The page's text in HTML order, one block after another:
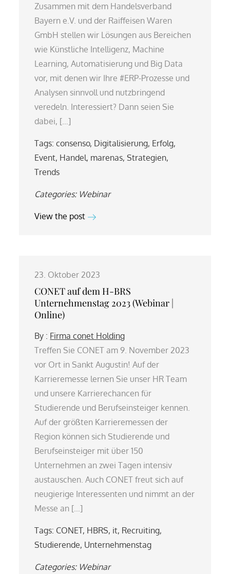
Zusammen mit dem Handelsverband
Bayern e.V. und der Raiffeisen Waren
GmbH stellen wir Lösungen aus Bereichen
wie Künstliche Intelligenz, Machine
Learning, Automatisierung und Big Data
vor, mit denen wir Ihre #ERP-Prozesse und
Analysen sinnvoll und nutzbringend
veredeln. Interessiert? Dann seien Sie
dabei, […]
Tags:consenso, Digitalisierung, Erfolg,
Event, Handel, marenas,Strategien,
Trends
Categories: Webinar
View the post
23. Oktober 2023
CONET auf dem H-BRS
Unternehmenstag 2023 (Webinar |
Online)
By : Firma conet Holding
Treffen Sie CONET am 9. November 2023
vor Ort in Sankt Augustin! Auf der
Karrieremesse lernen Sie unser HR Team
und unsere Karrierechancen für
Studierende und Berufseinsteiger kennen.
Auf der größten Karrieremessen der
Region können sich Studierende und
Berufseinsteiger mit über 150
Unternehmen an zwei Tagen intensiv
austauschen. Auch CONET freut sich auf
neugierige Interessenten und nimmt an der
Messe an […]
Tags: CONET, HBRS, it, Recruiting,
Studierende, Unternehmenstag
Categories: Webinar